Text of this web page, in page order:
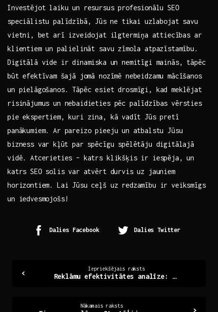
Investējot laiku un resursus⁤ profesionālu SEO⁤
speciālistu palīdzībā,⁤ Jūs⁤ ne ​tikai uzlabojat savu
vietni, ⁤bet arī ‌izveidojat ilgtermiņa⁣ attiecības ar
klientiem un⁢ palielināt savu zīmola atpazīstamību.
Digitālā vide ir dinamiska⁢ un nemitīgi mainās, tāpēc⁤
būt efektīvam⁢ šajā jomā nozīmē ‍nebeidzamu ‍mācīšanos
un pielāgošanos. ​Tāpēc‍ esiet drosmīgi, kad meklējat⁣
risinājumus ‍un nebaidieties pēc palīdzības vērsties
pie ​ekspertiem, kuri zina, kā ⁤vadīt Jūs pretī
panākumiem. Ar pareizo pieeju un⁢ atbalstu Jūsu
bizness var⁤ kļūt par spēcīgu spēlētāju digitālajā
vidē. Atcerieties – katrs klikšķis ir ​iespēja, un
katrs SEO solis var ⁣atvērt durvis uz jauniem
horizontiem. Lai Jūsu ceļš uz redzamību ir veiksmīgs
un iedvesmojošs!
Dalies Facebook Dalies Twitter
Iepriekšējais raksts
Reklāmu efektivitātes analīze: Atklājiet panākumu atslēgu
Nākamais raksts